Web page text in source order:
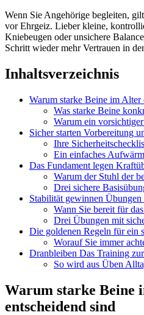
Wenn Sie Angehörige begleiten,
vor Ehrgeiz. Lieber kleine,
Kniebeugen oder unsichere
Schritt wieder mehr Vertrauen in
Inhaltsverzeichnis
Warum starke Beine im Alter
Was starke Beine
Warum ein
Sicher starten Vorbereitung
Ihre
Ein einfaches
Das Fundament legen
Warum der Stuhl der
Drei sichere
Stabilität gewinnen
Wann Sie bereit für
Drei Übungen mit
Die goldenen Regeln für ein
Worauf Sie immer
Dranbleiben Das Training
So wird aus Üben
Warum starke Beine
entscheidend sind